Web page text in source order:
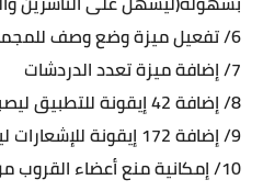
6/ تفعيل ميزة وضع وصف للمجموعات
7/ إضافة ميزة تعدد الدردشات
8/ إضافة 42 إيقونة للتطبيق ليصبح المجموع 85 إيقونة
9/ إضافة 172 إيقونة للإشعارات ليصبح المجموع 185 إيقونة
10/ إمكانية منع أعضاء